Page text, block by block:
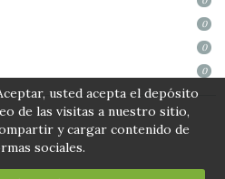
0
0
0
usted acepta el depósito
de las visitas a nuestro sitio,
y cargar contenido de
sociales.